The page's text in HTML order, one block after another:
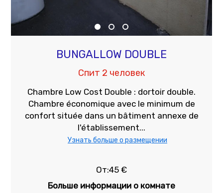
BUNGALLOW DOUBLE
Спит 2 человек
Chambre Low Cost Double : dortoir double.
Chambre économique avec le minimum de
confort située dans un bâtiment annexe de
l'établissement...
Узнать больше о размещении
От:45 €
Больше информации о комнате